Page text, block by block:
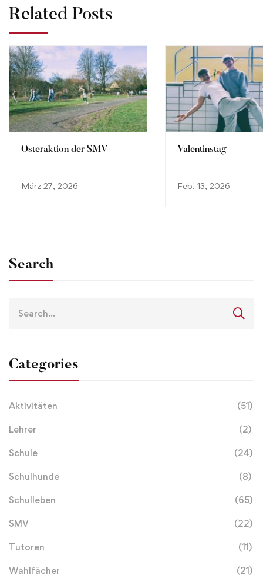
Related Posts
Osteraktion der SMV
März 27, 2026
Valentinstag
Feb. 13, 2026
Search
Categories
Aktivitäten (51)
Lehrer (2)
Schule (24)
Schulhunde (8)
Schulleben (65)
SMV (22)
Tutoren (11)
Wahlfächer (21)